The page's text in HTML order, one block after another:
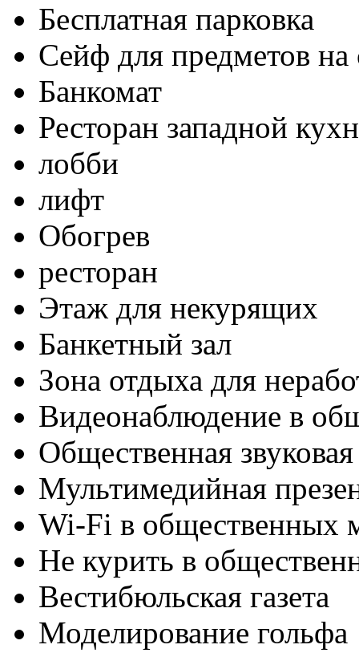
Бесплатная парковка
Сейф для предметов на
Банкомат
Ресторан западной
лобби
лифт
Обогрев
ресторан
Этаж для некурящих
Банкетный зал
Зона отдыха для
Видеонаблюдение в
Общественная
Мультимедийная
Wi-Fi в общественных
Не курить в
Вестибюльская газета
Моделирование гольфа